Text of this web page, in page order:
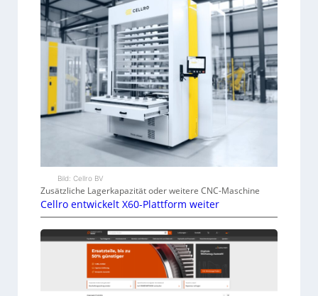
Bild: Cellro BV
Zusätzliche Lagerkapazität oder weitere CNC-Maschine
Cellro entwickelt X60-Plattform weiter